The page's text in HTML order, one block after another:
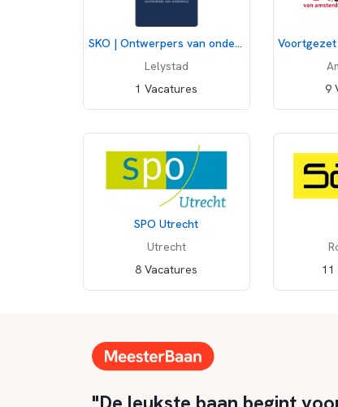
SKO | Ontwerpers van onderwijs
Lelystad
1 Vacatures
9
SPO Utrecht
Utrecht
8 Vacatures
11